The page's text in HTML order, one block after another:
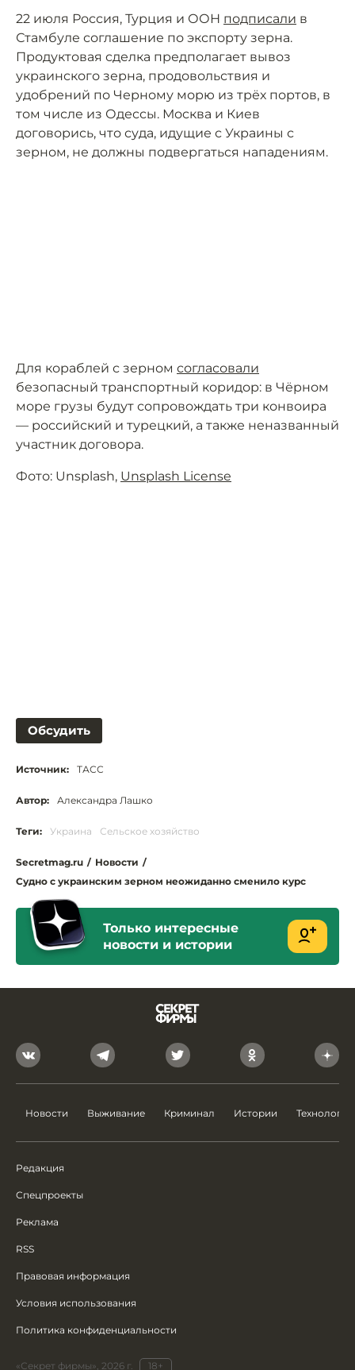
22 июля Россия, Турция и ООН подписали в
Стамбуле соглашение по экспорту зерна.
Продуктовая сделка предполагает вывоз
украинского зерна, продовольствия и
удобрений по Черному морю из трёх портов, в
том числе из Одессы. Москва и Киев
договорись, что суда, идущие с Украины с
зерном, не должны подвергаться нападениям.
Для кораблей с зерном согласовали
безопасный транспортный коридор: в Чёрном
море грузы будут сопровождать три конвоира
— российский и турецкий, а также неназванный
участник договора.
Фото: Unsplash, Unsplash License
Обсудить
Источник: ТАСС
Автор: Александра Лашко
Теги: Украина Сельское хозяйство
Secretmag.ru / Новости /
Судно с украинским зерном неожиданно сменило курс
Только интересные
новости и истории
Новости Выживание Криминал Истории Технологии
Редакция
Спецпроекты
Реклама
RSS
Правовая информация
Условия использования
Политика конфиденциальности
«Секрет фирмы», 2026 г. 18+